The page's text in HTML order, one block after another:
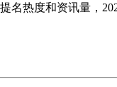
热度和资讯量，